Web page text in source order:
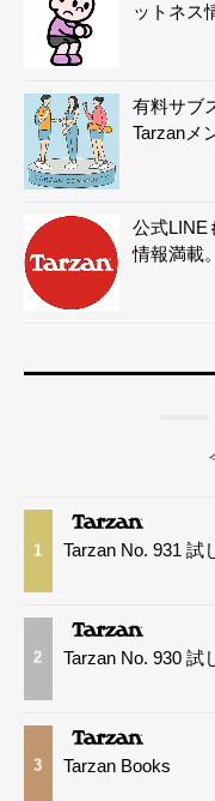
ットネス
有料サブ
Tarzanメ
公式LINE
情報満載
1 Tarzan No. 931 試
2 Tarzan No. 930 試
3 Tarzan Books